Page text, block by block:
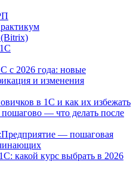
с 2026 года: новые
и изменения
в 1С и как их избежать
— что делать после
— пошаговая
какой курс выбрать в 2026